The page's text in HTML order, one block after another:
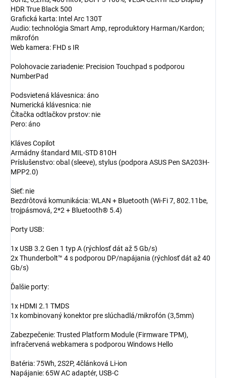
HDR True Black 500
Grafická karta: Intel Arc 130T
Audio: technológia Smart Amp, reproduktory Harman/Kardon;
mikrofón
Web kamera: FHD s IR
Polohovacie zariadenie: Precision Touchpad s podporou
NumberPad
Podsvietená klávesnica: áno
Numerická klávesnica: nie
Čítačka odtlačkov prstov: nie
Pero: áno
Kláves Copilot
Armádny štandard MIL-STD 810H
Príslušenstvo: obal (sleeve), stylus (podpora ASUS Pen SA203H-
MPP2.0)
Sieť: nie
Bezdrôtová komunikácia: WLAN + Bluetooth (Wi-Fi 7, 802.11be,
trojpásmová, 2*2 + Bluetooth® 5.4)
Porty USB:
1x USB 3.2 Gen 1 typ A (rýchlosť dát až 5 Gb/s)
2x Thunderbolt™ 4 s podporou DP/napájania (rýchlosť dát až 40
Gb/s)
Ďalšie porty:
1x HDMI 2.1 TMDS
1x kombinovaný konektor pre slúchadlá/mikrofón (3,5mm)
Zabezpečenie: Trusted Platform Module (Firmware TPM),
infračervená webkamera s podporou Windows Hello
Batéria: 75Wh, 2S2P, 4článková Li-ion
Napájanie: 65W AC adaptér, USB-C